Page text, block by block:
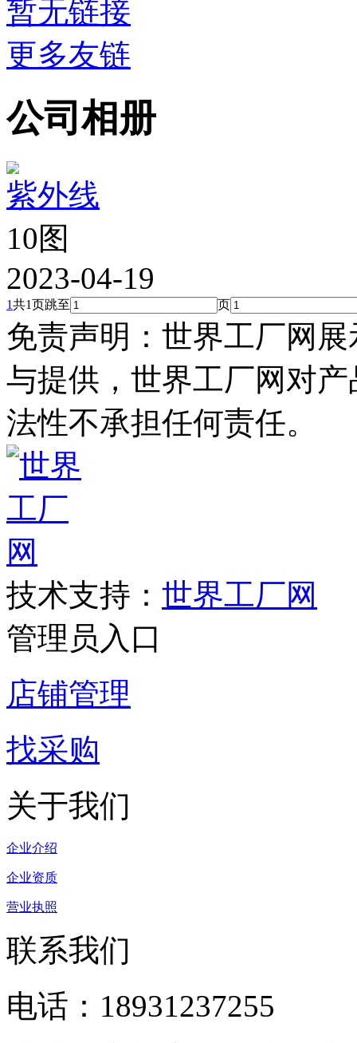
暂无链接
更多友链
公司相册
紫外线
10图
2023-04-19
1共1页跳至 页
免责声明：世界工厂网
与提供，世界工厂网对
法性不承担任何责任。
技术支持： 世界工厂网
管理员入口
店铺管理
找采购
关于我们
企业介绍
企业资质
营业执照
联系我们
电话：18931237255